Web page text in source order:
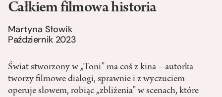
Całkiem filmowa historia
Martyna Słowik
Październik 2023
Świat stworzony w „Toni” ma coś z kina – autorka
tworzy filmowe dialogi, sprawnie i z wyczuciem
operuje słowem, robiąc „zbliżenia” w scenach, które